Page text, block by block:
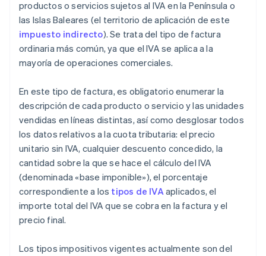
productos o servicios sujetos al IVA en la Península o
las Islas Baleares (el territorio de aplicación de este
impuesto indirecto). Se trata del tipo de factura
ordinaria más común, ya que el IVA se aplica a la
mayoría de operaciones comerciales.
En este tipo de factura, es obligatorio enumerar la
descripción de cada producto o servicio y las unidades
vendidas en líneas distintas, así como desglosar todos
los datos relativos a la cuota tributaria: el precio
unitario sin IVA, cualquier descuento concedido, la
cantidad sobre la que se hace el cálculo del IVA
(denominada «base imponible»), el porcentaje
correspondiente a los tipos de IVAaplicados, el
importe total del IVA que se cobra en la factura y el
precio final.
Los tipos impositivos vigentes actualmente son del